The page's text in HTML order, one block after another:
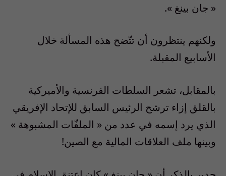
« جان بينغ ».
ولكنهم ينتظرون أن تتّضح هذه المسألة خلال
الأسابيع المقبلة.
بالمقابل، تشعر السلطات الفرنسية والأميركية
بالقلق إزاء ترشح الرئيس السابق للإتحاد الإفريقي
الذي يرد إسمه في عدد من « الملفّات المشبوهة »
وبينها ملف العلاقات المالية مع الصين!